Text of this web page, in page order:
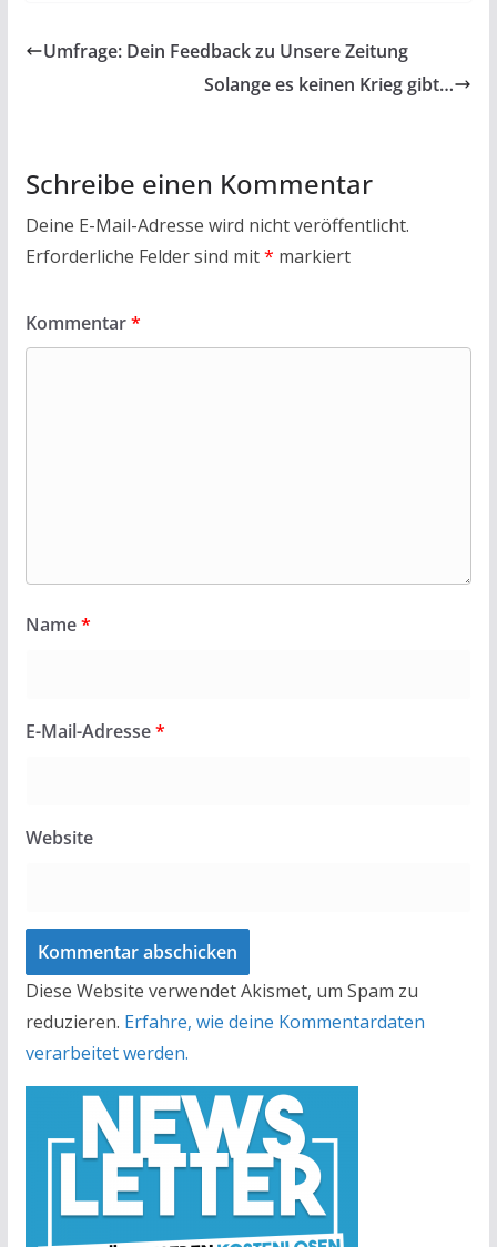
b er s l n
Umfrage: Dein Feedback zu Unsere Zeitung
Solange es keinen Krieg gibt…
Schreibe einen Kommentar
Deine E-Mail-Adresse wird nicht veröffentlicht.
Erforderliche Felder sind mit* markiert
Kommentar*
Name*
E-Mail-Adresse*
Website
Diese Website verwendet Akismet, um Spam zu
reduzieren. Erfahre, wie deine Kommentardaten
verarbeitet werden.